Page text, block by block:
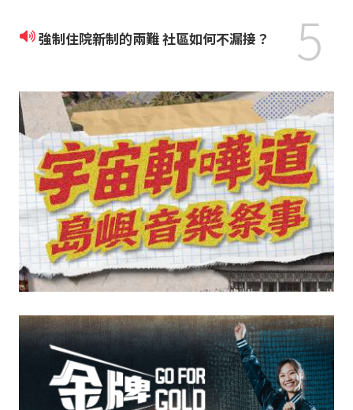
強制住院新制的兩難 社區如何不漏接？ 5